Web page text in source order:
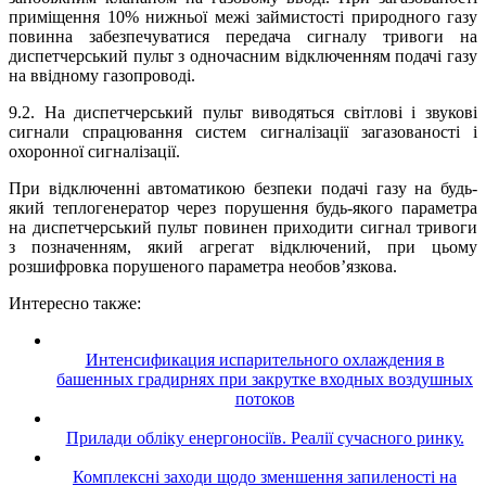
приміщення 10% нижньої межі займистості природного газу
повинна забезпечуватися передача сигналу тривоги на
диспетчерський пульт з одночасним відключенням подачі газу
на ввідному газопроводі.
9.2. На диспетчерський пульт виводяться світлові і звукові
сигнали спрацювання систем сигналізації загазованості і
охоронної сигналізації.
При відключенні автоматикою безпеки подачі газу на будь-
який теплогенератор через порушення будь-якого параметра
на диспетчерський пульт повинен приходити сигнал тривоги
з позначенням, який агрегат відключений, при цьому
розшифровка порушеного параметра необов’язкова.
Интересно также:
Интенсификация испарительного охлаждения в
башенных градирнях при закрутке входных воздушных
потоков
Прилади обліку енергоносіїв. Реалії сучасного ринку.
Комплексні заходи щодо зменшення запиленості на